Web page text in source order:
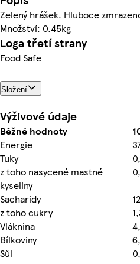
Zelený hrášek. Hluboce
Množství: 0.45kg
Loga třetí strany
Food Safe
Složení
Výživové údaje
Běžné hodnoty
Energie
Tuky
z toho nasycené mastné
kyseliny
Sacharidy
z toho cukry
Vláknina
Bílkoviny
Sůl